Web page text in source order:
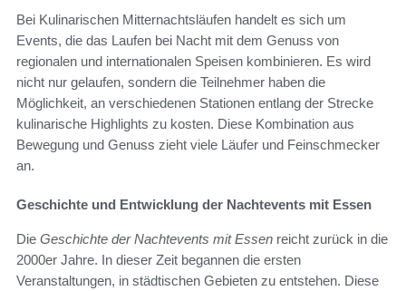
Bei Kulinarischen Mitternachtsläufen handelt es sich um
Events, die das Laufen bei Nacht mit dem Genuss von
regionalen und internationalen Speisen kombinieren. Es wird
nicht nur gelaufen, sondern die Teilnehmer haben die
Möglichkeit, an verschiedenen Stationen entlang der Strecke
kulinarische Highlights zu kosten. Diese Kombination aus
Bewegung und Genuss zieht viele Läufer und Feinschmecker
an.
Geschichte und Entwicklung der Nachtevents mit Essen
Die Geschichte der Nachtevents mit Essen reicht zurück in die
2000er Jahre. In dieser Zeit begannen die ersten
Veranstaltungen, in städtischen Gebieten zu entstehen. Diese